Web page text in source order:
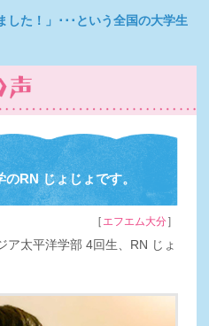
した！」･･･という全国の大学生
RN じょじょです。
［ エフエム大分］
ア太平洋学部 4回生、RN じょ